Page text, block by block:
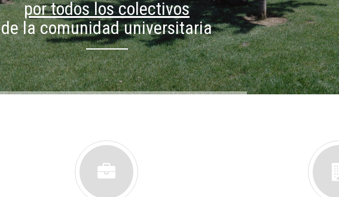
por todos los colectivos
de la comunidad universitaria